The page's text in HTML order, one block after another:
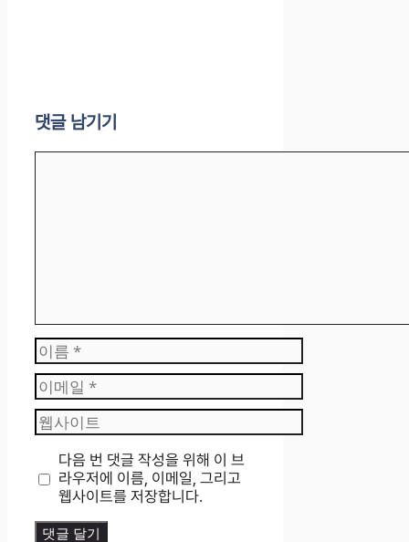
댓글 남기기
이
름
이
메
일
웹
사
트
다음 번 댓글 작성을 위해 이 브
라우저에 이름, 이메일, 그리고
웹사이트를 저장합니다.